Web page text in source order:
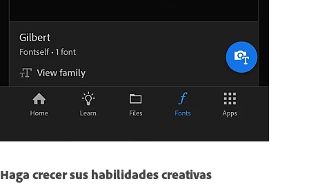
Haga crecer sus habilidades creativas